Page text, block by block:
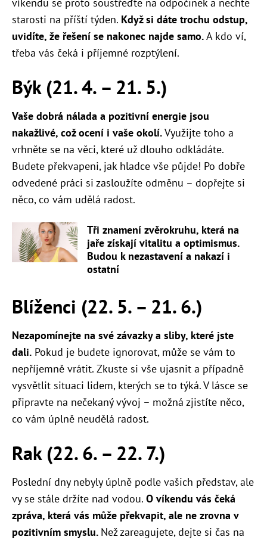
víkendu se proto soustřeďte na odpočinek a nechte
starosti na příští týden. Když si dáte trochu odstup,
uvidíte, že řešení se nakonec najde samo.A kdo ví,
třeba vás čeká i příjemné rozptýlení.
Býk (21. 4. – 21. 5.)
Vaše dobrá nálada a pozitivní energie jsou
nakažlivé, což ocení i vaše okolí.Využijte toho a
vrhněte se na věci, které už dlouho odkládáte.
Budete překvapeni, jak hladce vše půjde! Po dobře
odvedené práci si zasloužíte odměnu – dopřejte si
něco, co vám udělá radost.
Tři znamení zvěrokruhu, která na
jaře získají vitalitu a optimismus.
Budou k nezastavení a nakazí i
ostatní
Blíženci (22. 5. – 21. 6.)
Nezapomínejte na své závazky a sliby, které jste
dali. Pokud je budete ignorovat, může se vám to
nepříjemně vrátit. Zkuste si vše ujasnit a případně
vysvětlit situaci lidem, kterých se to týká. V lásce se
připravte na nečekaný vývoj – možná zjistíte něco,
co vám úplně neudělá radost.
Rak (22. 6. – 22. 7.)
Poslední dny nebyly úplně podle vašich představ, ale
vy se stále držíte nad vodou. O víkendu vás čeká
zpráva, která vás může překvapit, ale ne zrovna v
pozitivním smyslu. Než zareagujete, dejte si čas na